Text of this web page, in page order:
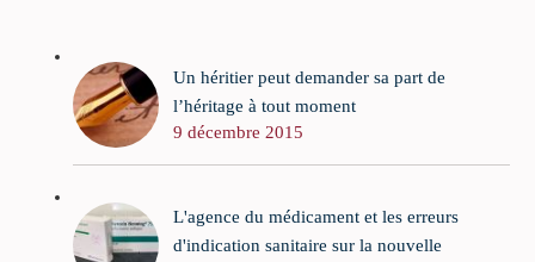
Un héritier peut demander sa part de
l’héritage à tout moment
9 décembre 2015
L'agence du médicament et les erreurs
d'indication sanitaire sur la nouvelle